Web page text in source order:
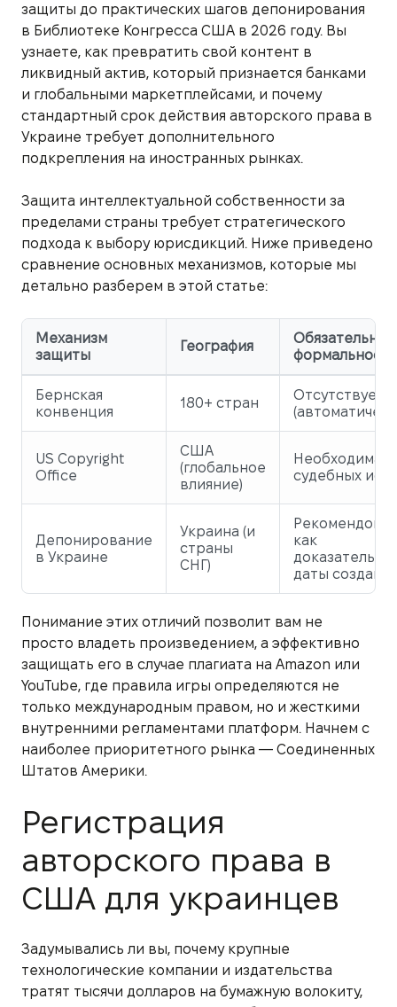
защиты до практических шагов депонирования
в Библиотеке Конгресса США в 2026 году. Вы
узнаете, как превратить свой контент в
ликвидный актив, который признается банками
и глобальными маркетплейсами, и почему
стандартный срок действия авторского права в
Украине требует дополнительного
подкрепления на иностранных рынках.
Защита интеллектуальной собственности за
пределами страны требует стратегического
подхода к выбору юрисдикций. Ниже приведено
сравнение основных механизмов, которые мы
детально разберем в этой статье:
Механизм
защиты
География
Бернская
конвенция
180+ стран
Отсутствует
US Copyright
Office
США
(глобальное
влияние)
Необходима
судебных
Депонирование
в Украине
Украина (и
страны
СНГ)
как
даты создания
Понимание этих отличий позволит вам не
просто владеть произведением, а эффективно
защищать его в случае плагиата на Amazon или
YouTube, где правила игры определяются не
только международным правом, но и жесткими
внутренними регламентами платформ. Начнем с
наиболее приоритетного рынка — Соединенных
Штатов Америки.
Регистрация
авторского права в
США для украинцев
Задумывались ли вы, почему крупные
технологические компании и издательства
тратят тысячи долларов на бумажную волокиту,